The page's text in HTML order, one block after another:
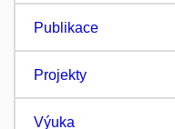
Publikace
Projekty
Výuka